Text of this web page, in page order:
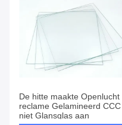
De hitte maakte Openlucht
reclame Gelamineerd CCC
niet Glansglas aan